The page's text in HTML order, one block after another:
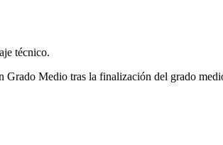
técnico.
Grado Medio tras la finalización del grado